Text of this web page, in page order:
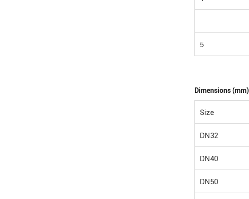
5
Dimensions (mm)
Size
DN32
DN40
DN50